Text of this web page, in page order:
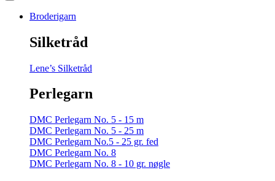
Broderigarn
Silketråd
Lene’s Silketråd
Perlegarn
DMC Perlegarn No. 5 - 15 m
DMC Perlegarn No. 5 - 25 m
DMC Perlegarn No.5 - 25 gr. fed
DMC Perlegarn No. 8
DMC Perlegarn No. 8 - 10 gr. nøgle